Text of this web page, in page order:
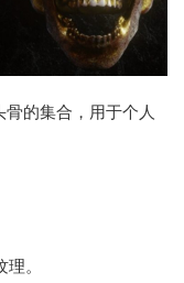
的集合，用于个人
。